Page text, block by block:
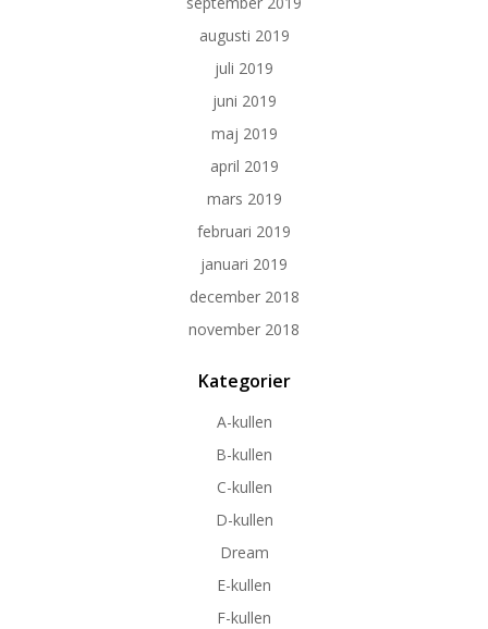
augusti 2019
juli 2019
juni 2019
maj 2019
april 2019
mars 2019
februari 2019
januari 2019
december 2018
november 2018
Kategorier
A-kullen
B-kullen
C-kullen
D-kullen
Dream
E-kullen
F-kullen